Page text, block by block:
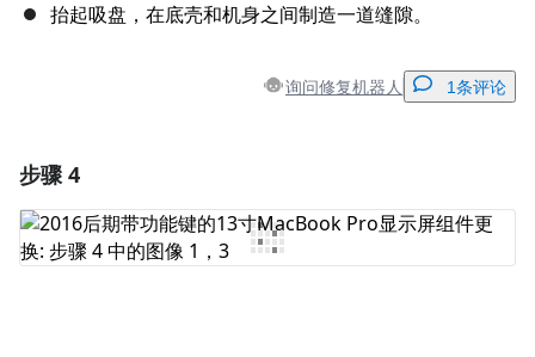
抬起吸盘，在底壳和机身之间制造一道缝隙。
询问修复机器人 1条评论
添加评论
步骤 4